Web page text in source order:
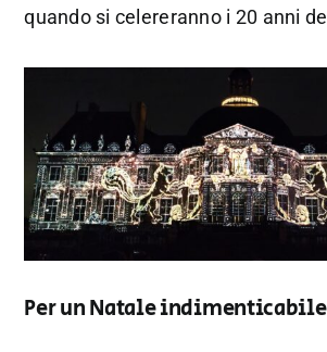
quando si celereranno i 20 anni
Per un Natale indimenticabile